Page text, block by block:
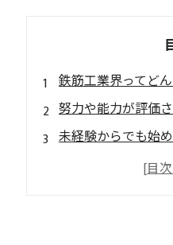
鉄筋工業界ってど
努力や能力が評価
未経験からでも始
鉄筋工業界のキャ